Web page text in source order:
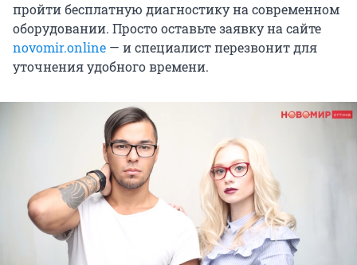
пройти бесплатную диагностику на современном
оборудовании. Просто оставьте заявку на сайте
novomir.online — и специалист перезвонит для
уточнения удобного времени.